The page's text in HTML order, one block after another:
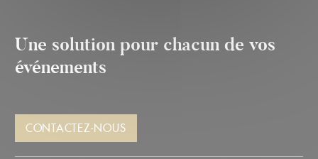
Une solution pour chacun de vos
événements
CONTACTEZ-NOUS